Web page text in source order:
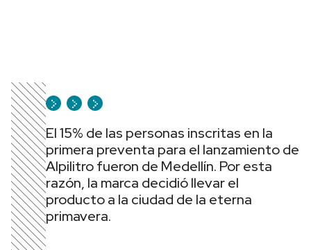
El 15% de las personas inscritas en la
primera preventa para el lanzamiento de
Alpilitro fueron de Medellín. Por esta
razón, la marca decidió llevar el
producto a la ciudad de la eterna
primavera.